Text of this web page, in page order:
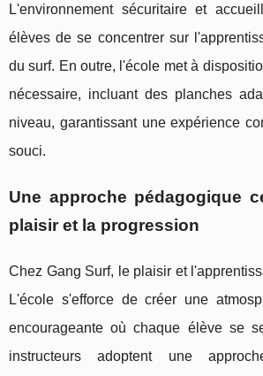
L'environnement sécuritaire et
élèves de se concentrer sur
du surf. En outre, l'école met à
nécessaire, incluant des planches
niveau, garantissant une expérience
souci.
Une approche pédagogique
plaisir et la progression
Chez Gang Surf, le plaisir et
L'école s'efforce de créer une
encourageante où chaque élève se
instructeurs adoptent une